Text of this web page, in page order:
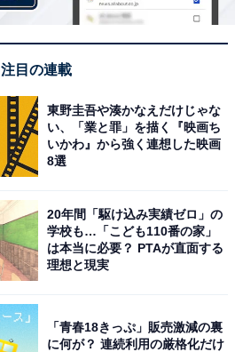
注目の連載
東野圭吾や湊かなえだけじゃな
い、「業と罪」を描く『映画ち
いかわ』から強く連想した映画
8選
20年間「駆け込み実績ゼロ」の
学校も…「こども110番の家」
は本当に必要？ PTAが直面する
理想と現実
「青春18きっぷ」販売激減の裏
に何が？ 連続利用の厳格化だけ